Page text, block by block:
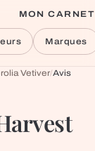
MON CARNET
Marques
Vetiver/Avis